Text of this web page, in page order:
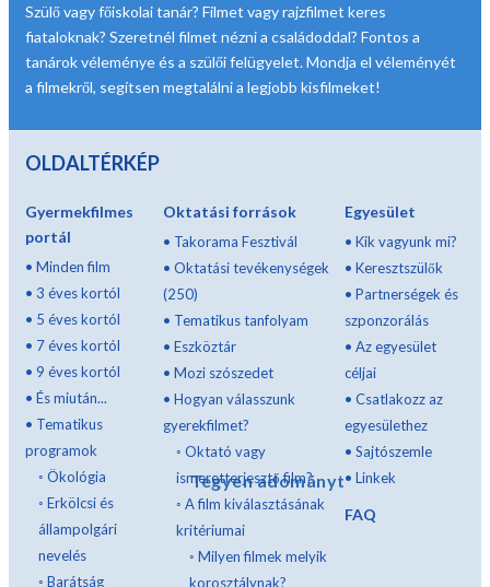
Tegyen adományt
Szülő vagy főiskolai tanár? Filmet vagy rajzfilmet keres
fiataloknak? Szeretnél filmet nézni a családoddal? Fontos a
tanárok véleménye és a szülői felügyelet. Mondja el véleményét
a filmekről, segítsen megtalálni a legjobb kisfilmeket!
OLDALTÉRKÉP
Gyermekfilmes
portál
• Minden film
• 3 éves kortól
• 5 éves kortól
• 7 éves kortól
• 9 éves kortól
• És miután...
• Tematikus
programok
◦ Ökológia
◦ Erkölcsi és
állampolgári
nevelés
◦ Barátság
Oktatási források
• Takorama Fesztivál
• Oktatási tevékenységek
(250)
• Tematikus tanfolyam
• Eszköztár
• Mozi szószedet
• Hogyan válasszunk
gyerekfilmet?
◦ Oktató vagy
ismeretterjesztő film?
◦ A film kiválasztásának
kritériumai
◦ Milyen filmek melyik
korosztálynak?
Egyesület
•Kik vagyunk mi?
•Keresztszülők
•Partnerségek és
szponzorálás
•Az egyesület
céljai
•Csatlakozz az
egyesülethez
•Sajtószemle
•Linkek
FAQ